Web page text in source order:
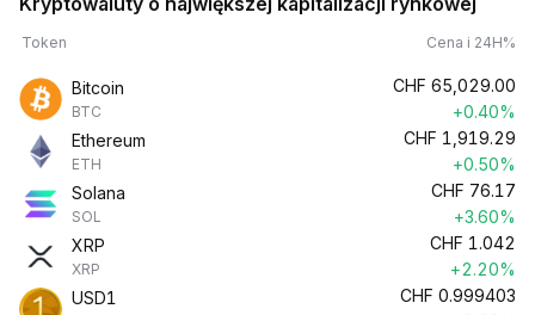
Token Cena i 24H%
Bitcoin
BTC
CHF 65,029.00
+0.40%
Ethereum
ETH
CHF 1,919.29
+0.50%
Solana
SOL
CHF 76.17
+3.60%
XRP
XRP
CHF 1.042
+2.20%
USD1
CHF 0.999403